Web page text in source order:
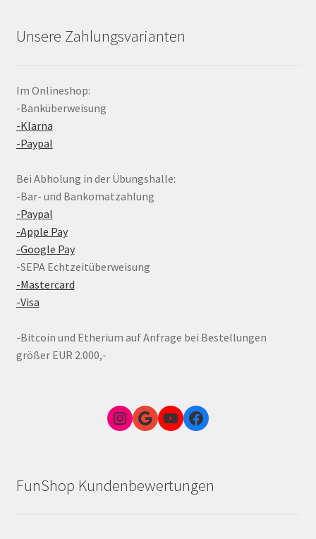
Unsere Zahlungsvarianten
Im Onlineshop:
-Banküberweisung
-Klarna
-Paypal
Bei Abholung in der Übungshalle:
-Bar- und Bankomatzahlung
-Paypal
-Apple Pay
-Google Pay
-SEPA Echtzeitüberweisung
-Mastercard
-Visa
-Bitcoin und Etherium auf Anfrage bei Bestellungen
größer EUR 2.000,-
Instagram
Google Link zum FunShop WienYouTubeFacebook
FunShop Kundenbewertungen